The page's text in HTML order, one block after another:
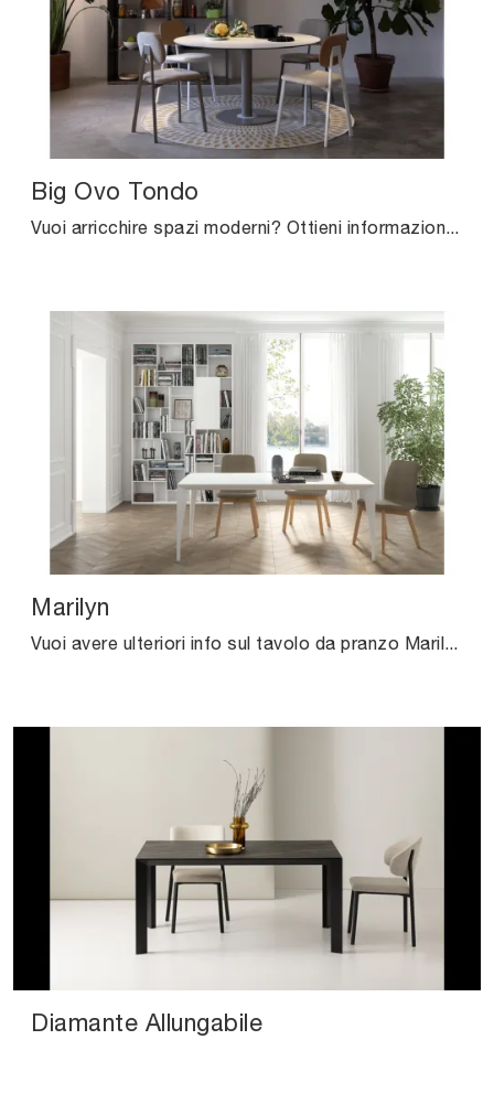
Big Ovo Tondo
Vuoi arricchire spazi moderni? Ottieni informazioni sui tavoli moderni fissi: il modello da pranzo Big Ovo Tondo ti sta aspettando.
Marilyn
Vuoi avere ulteriori info sul tavolo da pranzo Marilyn di Pointhouse? Clicca e scopri di più sui modelli fissi dell'azienda.
Diamante Allungabile